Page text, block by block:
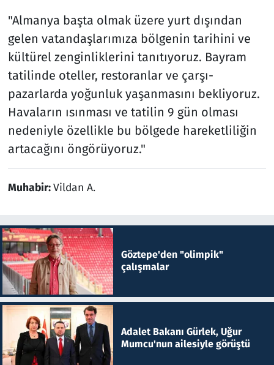
"Almanya başta olmak üzere yurt dışından
gelen vatandaşlarımıza bölgenin tarihini ve
kültürel zenginliklerini tanıtıyoruz. Bayram
tatilinde oteller, restoranlar ve çarşı-
pazarlarda yoğunluk yaşanmasını bekliyoruz.
Havaların ısınması ve tatilin 9 gün olması
nedeniyle özellikle bu bölgede hareketliliğin
artacağını öngörüyoruz."
Muhabir:Vildan A.
Göztepe'den "olimpik"
çalışmalar
Adalet Bakanı Gürlek, Uğur
Mumcu'nun ailesiyle görüştü